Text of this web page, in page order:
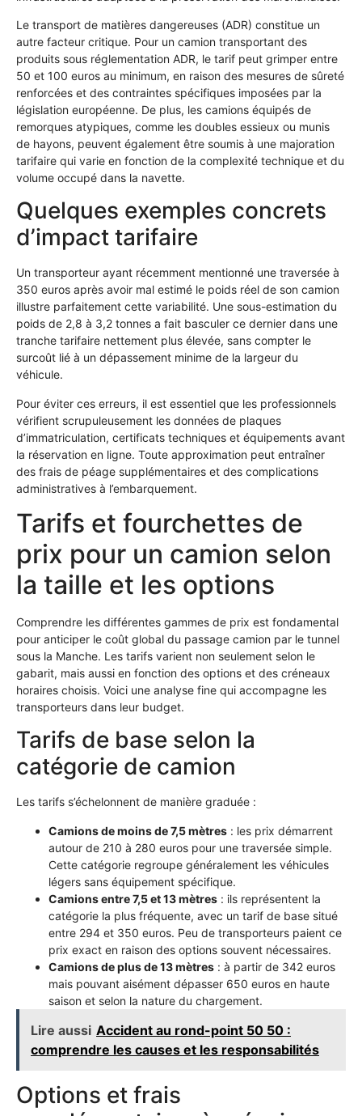
Le transport de matières dangereuses (ADR) constitue un
autre facteur critique. Pour un camion transportant des
produits sous réglementation ADR, le tarif peut grimper entre
50 et 100 euros au minimum, en raison des mesures de sûreté
renforcées et des contraintes spécifiques imposées par la
législation européenne. De plus, les camions équipés de
remorques atypiques, comme les doubles essieux ou munis
de hayons, peuvent également être soumis à une majoration
tarifaire qui varie en fonction de la complexité technique et du
volume occupé dans la navette.
Quelques exemples concrets
d’impact tarifaire
Un transporteur ayant récemment mentionné une traversée à
350 euros après avoir mal estimé le poids réel de son camion
illustre parfaitement cette variabilité. Une sous-estimation du
poids de 2,8 à 3,2 tonnes a fait basculer ce dernier dans une
tranche tarifaire nettement plus élevée, sans compter le
surcoût lié à un dépassement minime de la largeur du
véhicule.
Pour éviter ces erreurs, il est essentiel que les professionnels
vérifient scrupuleusement les données de plaques
d’immatriculation, certificats techniques et équipements avant
la réservation en ligne. Toute approximation peut entraîner
des frais de péage supplémentaires et des complications
administratives à l’embarquement.
Tarifs et fourchettes de
prix pour un camion selon
la taille et les options
Comprendre les différentes gammes de prix est fondamental
pour anticiper le coût global du passage camion par le tunnel
sous la Manche. Les tarifs varient non seulement selon le
gabarit, mais aussi en fonction des options et des créneaux
horaires choisis. Voici une analyse fine qui accompagne les
transporteurs dans leur budget.
Tarifs de base selon la
catégorie de camion
Les tarifs s’échelonnent de manière graduée :
Camions de moins de 7,5 mètres : les prix démarrent
autour de 210 à 280 euros pour une traversée simple.
Cette catégorie regroupe généralement les véhicules
légers sans équipement spécifique.
Camions entre 7,5 et 13 mètres : ils représentent la
catégorie la plus fréquente, avec un tarif de base situé
entre 294 et 350 euros. Peu de transporteurs paient ce
prix exact en raison des options souvent nécessaires.
Camions de plus de 13 mètres : à partir de 342 euros
mais pouvant aisément dépasser 650 euros en haute
saison et selon la nature du chargement.
Lire aussi Accident au rond-point 50 50 :
comprendre les causes et les responsabilités
Options et frais